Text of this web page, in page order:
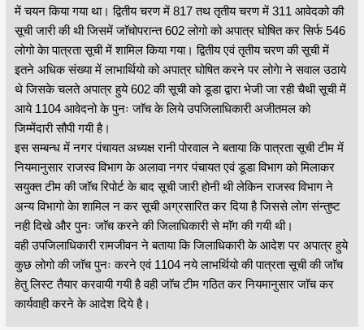
में चयन किया गया था। द्वितीय चरण में 817 तथ तृतीय चरण में 311 आवेदको की
सूची जारी की थी जिसमें जाॅचोपरान्त 602 लोगो को अपात्र घोषित कर सिर्फ 546
लोगो केा पात्रता सूची में शामिल किया गया। द्वितीय एवं तृतीय चरण की सूची में
इतने अधिक संख्या में लाभार्थियो को अपात्र घोषित करने पर लोगेा ने सवाल उठाये
थे जिसके चलते अपात्र हुये 602 की सूची को डूडा द्वारा भेजी जा रही चैथी सूची में
आये 1104 आवेदनो के पुनः जाॅच के लिये उपजिलाधिकारी अजीतमल को
जिम्मेंदारी सौपी गयी है।
इस सम्बन्ध में नगर पंचायत अध्यक्ष रानी पोरवाल ने बताया कि पात्रता सूची टीम में
नियमानुसार राजस्व विभाग के अलावा नगर पंचायत एवं डूडा विभाग को मिलाकर
सयुक्त टीम की जाॅच रिपोर्ट के बाद सूची जारी होनी थी लेकिन राजस्व विभाग ने
अन्य विभागो केा शामिल न कर सूची अग्रसारित कर दिया है जिससे लोग संन्तुष्ट
नही दिखे और पुनः जाॅच करने की जिलाधिकारी से माॅग की गयी थी।
वही उपजिलाधिकारी रामजीवन ने बताया कि जिलाधिकारी के आदेश पर अपात्र हुये
कुछ लोगो की जाॅच पुनः करने एवं 1104 नये लाभर्थियो की पात्रता सूची की जाॅच
हेतु लिस्ट तैयार करवायी गयी है वही जाॅच टीम गठित कर नियमानुसार जाॅच कर
कार्यवाही करने के आदेश दिये है।